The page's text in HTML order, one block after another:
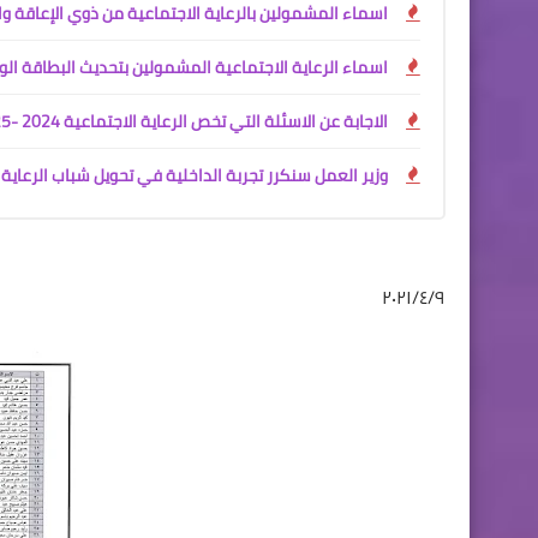
اسماء المشمولين بالرعاية الاجتماعية من ذوي الإعاقة
اسماء الرعاية الاجتماعية المشمولين بتحديث البطاقة
الاجابة عن الاسئلة التي تخص الرعاية الاجتماعية 2024 -2025
وزير العمل سنكرر تجربة الداخلية في تحويل شباب
٢٠٢١/٤/٩